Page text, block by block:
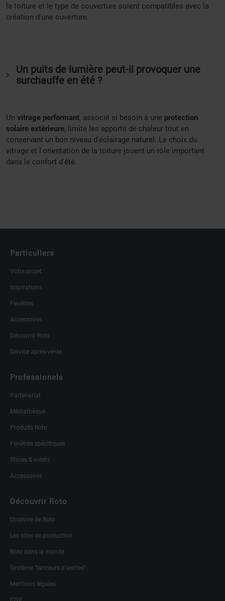
la toiture et le type de couverture soient compatibles avec la
création d'une ouverture.
Un puits de lumière peut-il provoquer une
surchauffe en été ?
Un vitrage performant, associé si besoin à une protection
solaire extérieure, limite les apports de chaleur tout en
conservant un bon niveau d'éclairage naturel. Le choix du
vitrage et l'orientation de la toiture jouent un rôle important
dans le confort d'été.
Particuliers
Votre projet
Inspirations
Fenêtres
Accessoires
Découvrir Roto
Service après-vente
Professionels
Partenariat
Médiathèque
Produits Roto
Fenêtres spécifiques
Stores & volets
Accessoires
Découvrir Roto
L'histoire de Roto
Les sites de production
Roto dans le monde
Système "lanceurs d'alertes"
Mentions légales